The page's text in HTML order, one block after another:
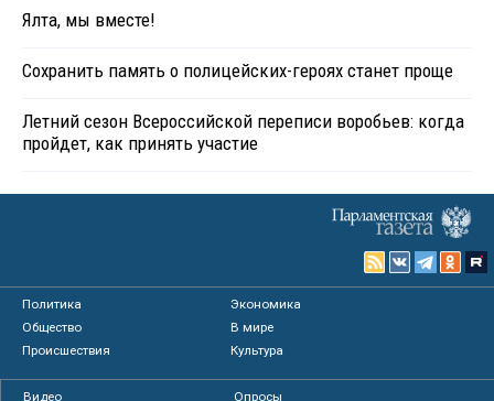
Ялта, мы вместе!
Сохранить память о полицейских-героях станет проще
Летний сезон Всероссийской переписи воробьев: когда
пройдет, как принять участие
Политика
Экономика
Общество
В мире
Происшествия
Культура
Видео
Опросы